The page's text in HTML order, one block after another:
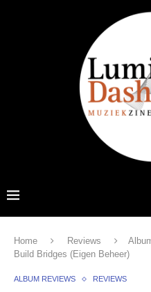
Home Reviews
Build Bridges (Eigen Beheer)
ALBUM REVIEWS REVIEWS